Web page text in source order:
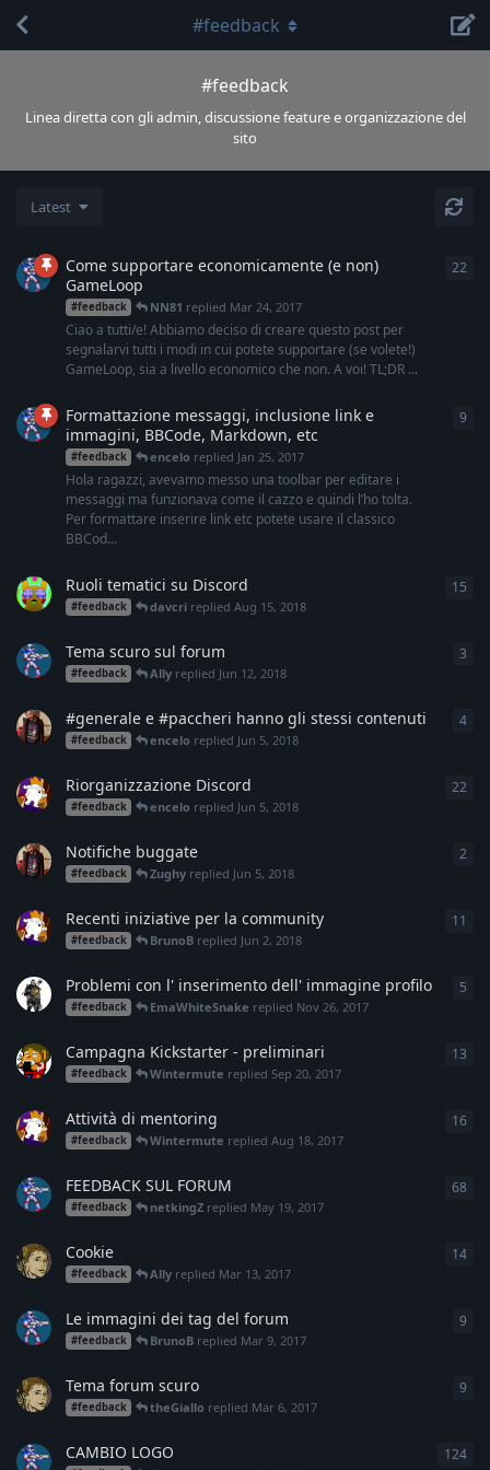
#feedback
Linea diretta con gli admin, discussione feature e organizzazione del
sito
#feedback
Latest
Come supportare economicamente (e non)
GameLoop
#feedback NN81 replied Mar 24, 2017
Ciao a tutti/e! Abbiamo deciso di creare questo post per
segnalarvi tutti i modi in cui potete supportare (se volete!)
GameLoop, sia a livello economico che non. A voi! TL;DR ...
22
Formattazione messaggi, inclusione link e
immagini, BBCode, Markdown, etc
#feedback encelo replied Jan 25, 2017
Hola ragazzi, avevamo messo una toolbar per editare i
messaggi ma funzionava come il cazzo e quindi l’ho tolta.
Per formattare inserire link etc potete usare il classico
BBCod...
9
Ruoli tematici su Discord
#feedback davcri repliedAug 15, 2018
15
Tema scuro sul forum
#feedback Ally replied Jun 12, 2018
3
#generale e #paccheri hanno gli stessi contenuti
#feedback encelo replied Jun 5, 2018
4
Riorganizzazione Discord
#feedback encelo replied Jun 5, 2018
22
Notifiche buggate
#feedback Zughy replied Jun 5, 2018
2
Recenti iniziative per la community
#feedback BrunoB replied Jun 2, 2018
11
Problemi con l' inserimento dell' immagine profilo
#feedback EmaWhiteSnake replied Nov 26, 2017
5
Campagna Kickstarter - preliminari
#feedback Wintermute repliedSep 20, 2017
13
Attività di mentoring
#feedback Wintermute repliedAug 18, 2017
16
FEEDBACK SUL FORUM
#feedback netkingZ replied May 19, 2017
68
Cookie
#feedback Ally replied Mar 13, 2017
14
Le immagini dei tag del forum
#feedback BrunoB replied Mar 9, 2017
9
Tema forum scuro
#feedback theGiallo replied Mar 6, 2017
9
CAMBIO LOGO 124